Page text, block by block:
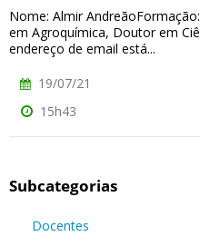
Nome: Almir
em Agroquímica, Doutor em
endereço de email está...
19/07/21
15h43
Subcategorias
Docentes